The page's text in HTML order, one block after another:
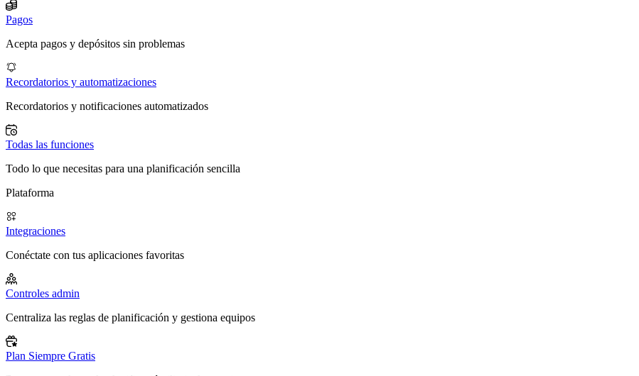
Pagos
Acepta pagos y depósitos sin problemas
Recordatorios y automatizaciones
Recordatorios y notificaciones automatizados
Todas las funciones
Todo lo que necesitas para una planificación sencilla
Plataforma
Integraciones
Conéctate con tus aplicaciones favoritas
Controles admin
Centraliza las reglas de planificación y gestiona equipos
Plan Siempre Gratis